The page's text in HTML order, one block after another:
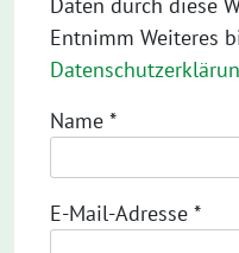
Entnimm Weiteres
Name *
E-Mail-Adresse *